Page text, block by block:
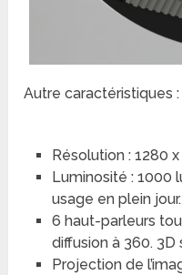
Autre caractéristiques :
Résolution : 1280
Luminosité : 1000
usage en plein jour.
6 haut-parleurs
diffusion à 360. 3D
Projection de